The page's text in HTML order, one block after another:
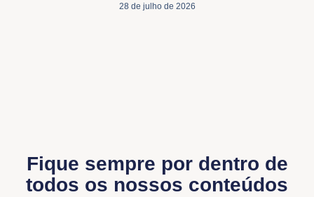
28 de julho de 2026
Fique sempre por dentro de
todos os nossos conteúdos